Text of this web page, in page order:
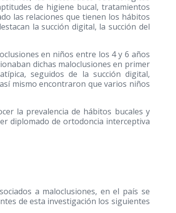
de higiene bucal, tratamientos
las relaciones que tienen los hábitos
la succión digital, la succión del
en niños entre los 4 y 6 años
dichas maloclusiones en primer
seguidos de la succión digital,
mismo encontraron que varios niños
la prevalencia de hábitos bucales y
diplomado de ortodoncia interceptiva
a maloclusiones, en el país se
de esta investigación los siguientes